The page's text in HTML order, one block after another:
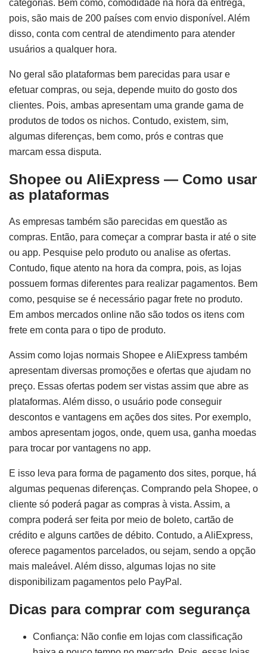
categorias. Bem como, comodidade na hora da entrega,
pois, são mais de 200 países com envio disponível. Além
disso, conta com central de atendimento para atender
usuários a qualquer hora.
No geral são plataformas bem parecidas para usar e
efetuar compras, ou seja, depende muito do gosto dos
clientes. Pois, ambas apresentam uma grande gama de
produtos de todos os nichos. Contudo, existem, sim,
algumas diferenças, bem como, prós e contras que
marcam essa disputa.
Shopee ou AliExpress — Como usar
as plataformas
As empresas também são parecidas em questão as
compras. Então, para começar a comprar basta ir até o site
ou app. Pesquise pelo produto ou analise as ofertas.
Contudo, fique atento na hora da compra, pois, as lojas
possuem formas diferentes para realizar pagamentos. Bem
como, pesquise se é necessário pagar frete no produto.
Em ambos mercados online não são todos os itens com
frete em conta para o tipo de produto.
Assim como lojas normais Shopee e AliExpress também
apresentam diversas promoções e ofertas que ajudam no
preço. Essas ofertas podem ser vistas assim que abre as
plataformas. Além disso, o usuário pode conseguir
descontos e vantagens em ações dos sites. Por exemplo,
ambos apresentam jogos, onde, quem usa, ganha moedas
para trocar por vantagens no app.
E isso leva para forma de pagamento dos sites, porque, há
algumas pequenas diferenças. Comprando pela Shopee, o
cliente só poderá pagar as compras à vista. Assim, a
compra poderá ser feita por meio de boleto, cartão de
crédito e alguns cartões de débito. Contudo, a AliExpress,
oferece pagamentos parcelados, ou sejam, sendo a opção
mais maleável. Além disso, algumas lojas no site
disponibilizam pagamentos pelo PayPal.
Dicas para comprar com segurança
Confiança: Não confie em lojas com classificação